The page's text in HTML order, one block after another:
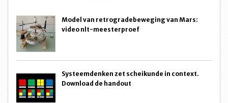
Model van retrogradebeweging van Mars:
video nlt-meesterproef
Systeemdenken zet scheikunde in context.
Download de handout